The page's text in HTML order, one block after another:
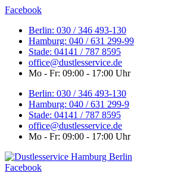
Zum
springen
Facebook
Berlin: 030 / 346 493-130
Hamburg: 040 / 631 299-99
Stade: 04141 / 787 8595
office@dustlesservice.de
Mo - Fr: 09:00 - 17:00 Uhr
Berlin: 030 / 346 493-130
Hamburg: 040 / 631 299-9
Stade: 04141 / 787 8595
office@dustlesservice.de
Mo - Fr: 09:00 - 17:00 Uhr
Facebook